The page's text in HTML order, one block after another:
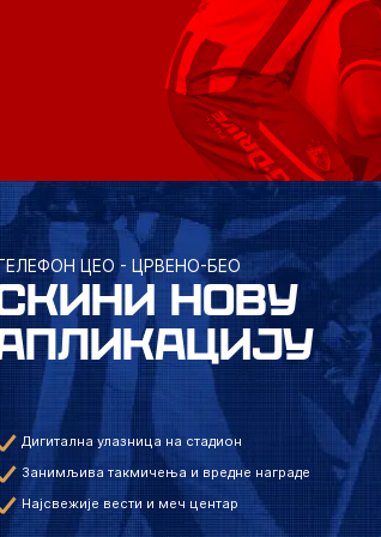
ЦЕО - ЦРВЕНО-БЕО
НОВУ
Дигитална улазница на стадион
Занимљива такмичења и вредне награде
Најсвежије вести и меч центар